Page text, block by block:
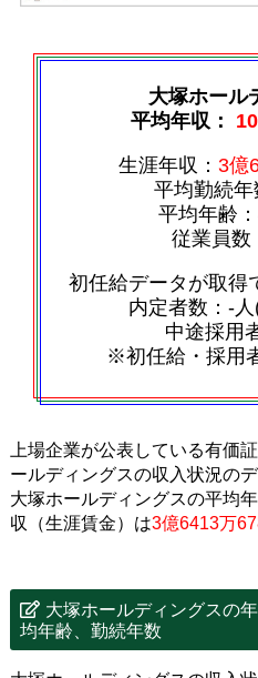
大塚ホール
平均年収：
生涯年収： 3億
平均勤続
平均年齢
従業員数
初任給データが取得
内定者数：‐
中途採用
※初任給・採用
上場企業が公表している有価
ールディングスの収入状況のデ
大塚ホールディングスの平均
収（生涯賃金）は3億6413万
大塚ホールディングスの
均年齢、勤続年数